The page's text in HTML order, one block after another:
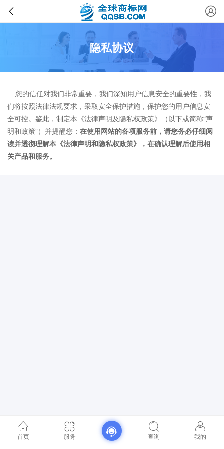
隐私协议
您的信任对我们非常重要，我们深知用户信息安全的重要性，我
们将按照法律法规要求，采取安全保护措施，保护您的用户信息安
全可控。鉴此，制定本《法律声明及隐私权政策》（以下或简称“声
明和政策”）并提醒您： 在使用网站的各项服务前，请您务必仔细阅
读并透彻理解本《法律声明和隐私权政策》，在确认理解后使用相
关产品和服务。
首页 服务 查询 我的